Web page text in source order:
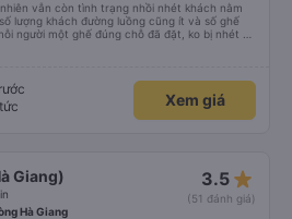
vẫn còn tình trạng nhồi nhét khách nằm
lượng khách đường luồng cũng ít và số ghế
người một ghế đúng chỗ đã đặt, ko bị nhét 2
nên vẫn đánh giá 5 sao nhé.
Xem giá
Giang) 3.5 star_rate
(51 đánh giá)
Hà Giang